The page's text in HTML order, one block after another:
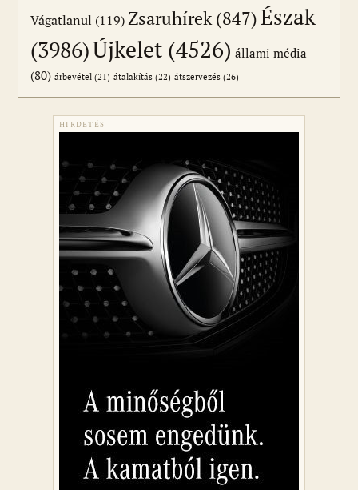
Vágatlanul (119)Zsaruhírek(847)Észak
(3986)Újkelet (4526) állami média
(80) árbevétel (21) átalakítás (22) átszervezés (26)
HIRDETÉS